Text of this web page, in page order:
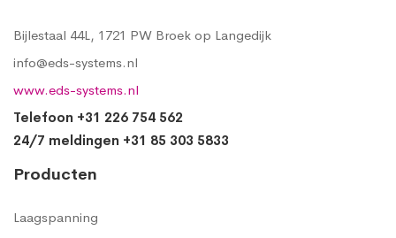
Bijlestaal 44L, 1721 PW Broek op Langedijk
info@eds-systems.nl
www.eds-systems.nl
Telefoon +31 226 754 562
24/7 meldingen +31 85 303 5833
Producten
Laagspanning